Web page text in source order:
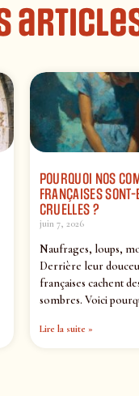
POURQUOI NOS
FRANÇAISES SONT-
CRUELLES ?
juin 7, 2026
Naufrages, loups,
Derrière leur
françaises cachent
sombres. Voici
Lire la suite »